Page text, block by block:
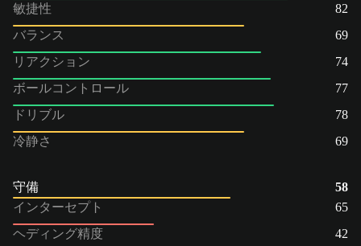
敏捷性
82
バランス
69
リアクション
74
ボールコントロール
77
ドリブル
78
冷静さ
69
守備
58
インターセプト
65
ヘディング精度
42